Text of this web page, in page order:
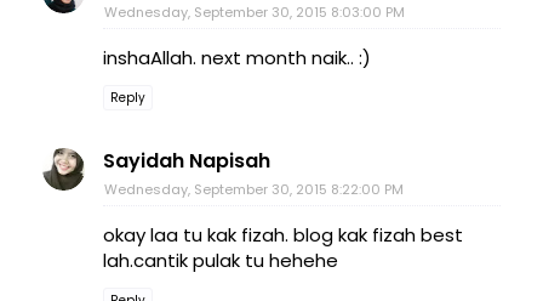
Wednesday, September 30, 2015 8:03:00 PM
inshaAllah. next month naik.. :)
Reply
Sayidah Napisah
Wednesday, September 30, 2015 8:22:00 PM
okay laa tu kak fizah. blog kak fizah best
lah.cantik pulak tu hehehe